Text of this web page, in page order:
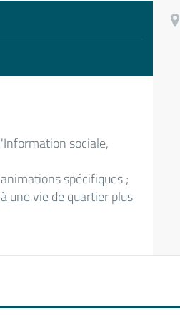
sociale,
spécifiques ;
une vie de quartier plus